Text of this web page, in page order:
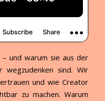
und warum sie aus der
wegzudenken sind. Wir
und wie Creator
zu machen. Warum